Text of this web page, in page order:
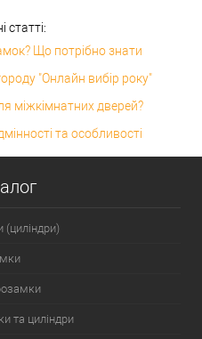
статті:
Що потрібно знати
"Онлайн вибір року"
міжкімнатних дверей?
та особливості
(циліндри)
та циліндри